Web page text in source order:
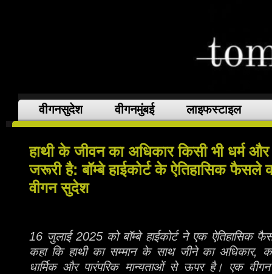
वीगनसुदेश वीगनमुंबई लाइफस्टाइल
हाथी के जीवन का अधिकार किसी भी धर्म और
जरूरी है: बॉम्बे हाईकोर्ट के ऐतिहासिक
वीगन सुदेश
16 जुलाई 2025 को बॉम्बे हाईकोर्ट ने एक ऐतिहासिक
कहा कि हाथी का सम्मान के साथ जीने का अधिकार,
धार्मिक और पारंपरिक मान्यताओं से ऊपर है। एक